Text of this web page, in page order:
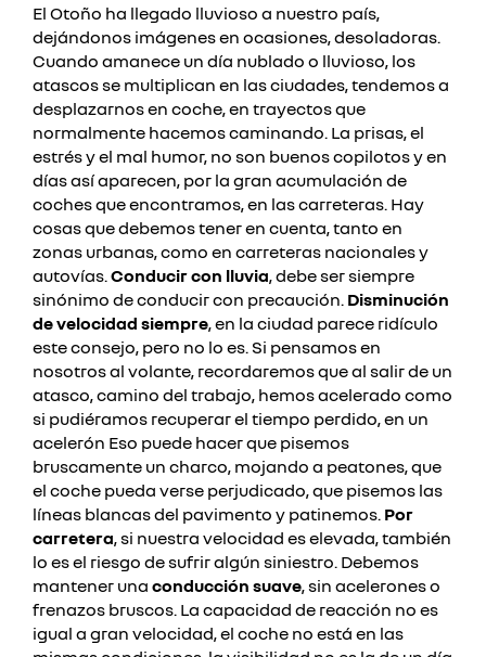
El Otoño ha llegado lluvioso a nuestro país,
dejándonos imágenes en ocasiones, desoladoras.
Cuando amanece un día nublado o lluvioso, los
atascos se multiplican en las ciudades, tendemos a
desplazarnos en coche, en trayectos que
normalmente hacemos caminando. La prisas, el
estrés y el mal humor, no son buenos copilotos y en
días así aparecen, por la gran acumulación de
coches que encontramos, en las carreteras. Hay
cosas que debemos tener en cuenta, tanto en
zonas urbanas, como en carreteras nacionales y
autovías.Conducir con lluvia, debe ser siempre
sinónimo de conducir con precaución. Disminución
de velocidad siempre, en la ciudad parece ridículo
este consejo, pero no lo es. Si pensamos en
nosotros al volante, recordaremos que al salir de un
atasco, camino del trabajo, hemos acelerado como
si pudiéramos recuperar el tiempo perdido, en un
acelerón Eso puede hacer que pisemos
bruscamente un charco, mojando a peatones, que
el coche pueda verse perjudicado, que pisemos las
líneas blancas del pavimento y patinemos. Por
carretera, si nuestra velocidad es elevada, también
lo es el riesgo de sufrir algún siniestro. Debemos
mantener una conducción suave, sin acelerones o
frenazos bruscos. La capacidad de reacción no es
igual a gran velocidad, el coche no está en las